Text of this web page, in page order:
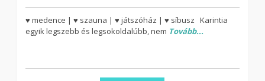
♥ medence | ♥ szauna | ♥ játszóház | ♥ síbusz Karintia
egyik legszebb és legsokoldalúbb, nem Tovább...